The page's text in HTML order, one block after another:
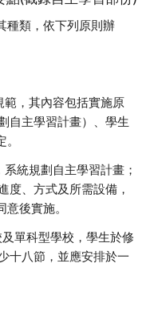
種類，依下列原則辦
，其內容包括實施原
自主學習計畫）、學生
統規劃自主學習計畫；
度、方式及所需設備，
後實施。
單科型學校，學生於修
十八節，並應安排於一